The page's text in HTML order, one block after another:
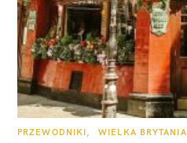
K
PRZEWODNIKI WIELKA BRYTANIA